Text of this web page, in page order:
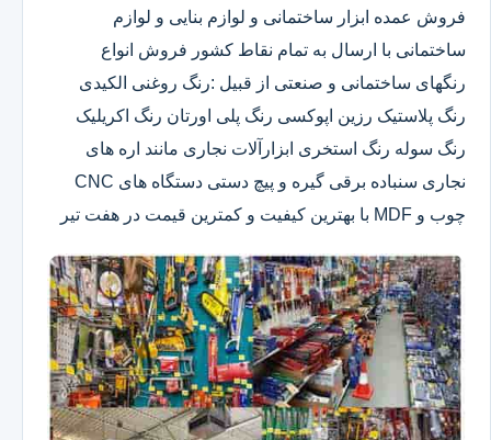
فروش عمده ابزار ساختمانی و لوازم بنایی و لوازم
ساختمانی با ارسال به تمام نقاط کشور فروش انواع
رنگهای ساختمانی و صنعتی از قبیل :رنگ روغنی الکیدی
رنگ پلاستیک رزین اپوکسی رنگ پلی اورتان رنگ اکریلیک
رنگ سوله رنگ استخری ابزارآلات نجاری مانند اره های
نجاری سنباده برقی گیره و پیچ دستی دستگاه های CNC
چوب و MDF با بهترین کیفیت و کمترین قیمت در هفت تیر